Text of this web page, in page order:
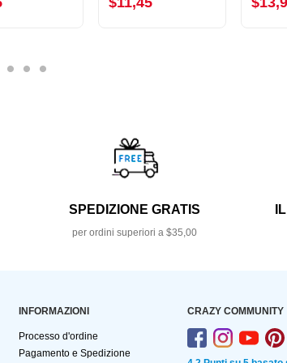
SPEDIZIONE GRATIS
per ordini superiori a $35,00
INFORMAZIONI
Processo d'ordine
Pagamento e Spedizione
CRAZY COMMUNITY